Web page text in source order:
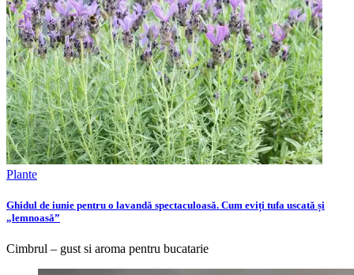
Plante
Ghidul de iunie pentru o lavandă spectaculoasă. Cum eviți tufa uscată și
„lemnoasă”
Cimbrul – gust si aroma pentru bucatarie